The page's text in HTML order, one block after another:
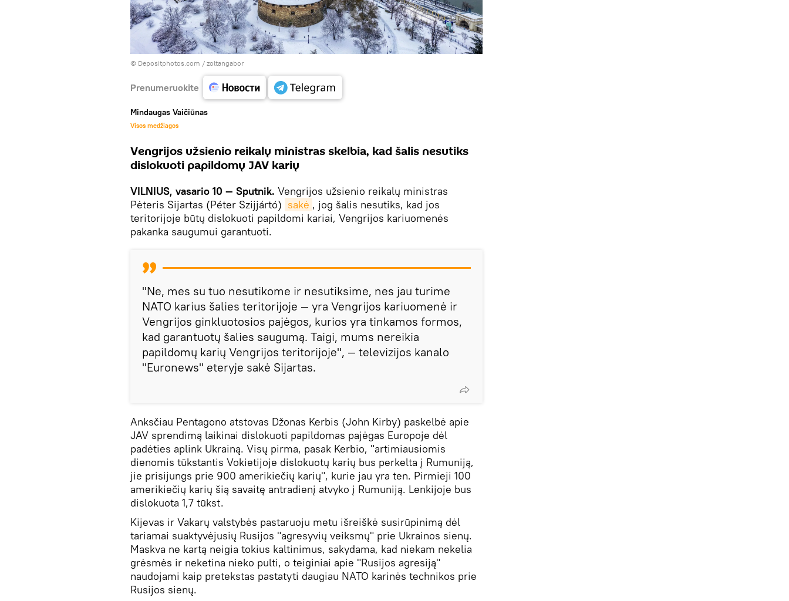
© Depositphotos.com / zoltangabor
Prenumeruokite
Mindaugas Vaičiūnas
Visos medžiagos
Vengrijos užsienio reikalų ministras skelbia, kad šalis nesutiks
dislokuoti papildomų JAV karių
VILNIUS, vasario 10 — Sputnik. Vengrijos užsienio reikalų ministras
Pėteris Sijartas (Péter Szijjártó) sakė , jog šalis nesutiks, kad jos
teritorijoje būtų dislokuoti papildomi kariai, Vengrijos kariuomenės
pakanka saugumui garantuoti.
"Ne, mes su tuo nesutikome ir nesutiksime, nes jau turime
NATO karius šalies teritorijoje — yra Vengrijos kariuomenė ir
Vengrijos ginkluotosios pajėgos, kurios yra tinkamos formos,
kad garantuotų šalies saugumą. Taigi, mums nereikia
papildomų karių Vengrijos teritorijoje", — televizijos kanalo
"Euronews" eteryje sakė Sijartas.
Anksčiau Pentagono atstovas Džonas Kerbis (John Kirby) paskelbė apie
JAV sprendimą laikinai dislokuoti papildomas pajėgas Europoje dėl
padėties aplink Ukrainą. Visų pirma, pasak Kerbio, "artimiausiomis
dienomis tūkstantis Vokietijoje dislokuotų karių bus perkelta į Rumuniją,
jie prisijungs prie 900 amerikiečių karių", kurie jau yra ten. Pirmieji 100
amerikiečių karių šią savaitę antradienį atvyko į Rumuniją. Lenkijoje bus
dislokuota 1,7 tūkst.
Kijevas ir Vakarų valstybės pastaruoju metu išreiškė susirūpinimą dėl
tariamai suaktyvėjusių Rusijos "agresyvių veiksmų" prie Ukrainos sienų.
Maskva ne kartą neigia tokius kaltinimus, sakydama, kad niekam nekelia
grėsmės ir neketina nieko pulti, o teiginiai apie "Rusijos agresiją"
naudojami kaip pretekstas pastatyti daugiau NATO karinės technikos prie
Rusijos sienų.